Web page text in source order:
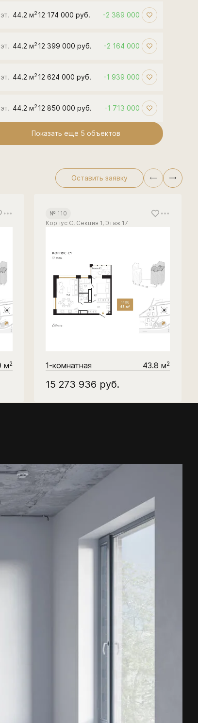
44.2 м2 12 174 000 руб. -2 389 000
44.2 м2 12 399 000 руб. -2 164 000
44.2 м2 12 624 000 руб. -1 939 000
44.2 м2 12 850 000 руб. -1 713 000
Показать еще 5 объектов
Оставить заявку
м2
№ 110
Корпус С, Секция 1, Этаж 17
1-комнатная 43.8 м2
15 273 936 руб.